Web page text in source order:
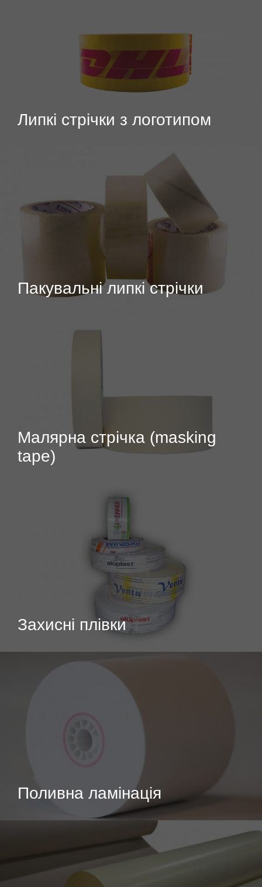
Липкі стрічки з логотипом
Пакувальні липкі стрічки
Малярна стрічка (masking
tape)
Захисні плівки
Поливна ламінація